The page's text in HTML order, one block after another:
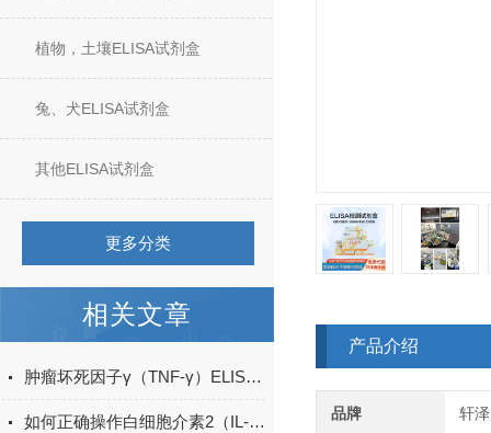
植物，土壤ELISA试剂盒
兔、犬ELISA试剂盒
其他ELISA试剂盒
更多分类
相关文章
肿瘤坏死因子γ（TNF-γ）ELISA试剂盒的工作原理
如何正确操作白细胞介素2（IL-2）ELISA试剂盒？
产品介绍
品牌 轩